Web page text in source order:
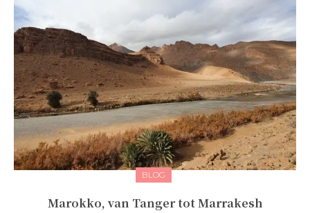
BLOG
Marokko, van Tanger tot Marrakesh